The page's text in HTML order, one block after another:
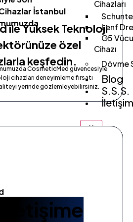
Cihazları
Lenf
G5
Cihazı
Dövme
Blog
S.S.S.
İletişim
X
İstanbul
ile Yüksek Teknoloji
özel
keşfedin.
CosmeticMed güvencesiyle
cihazları deneyimleme fırsatı
yerinde gözlemleyebilirsiniz.
İletişime